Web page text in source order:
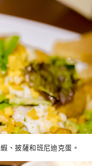
、披薩和班尼迪克蛋。